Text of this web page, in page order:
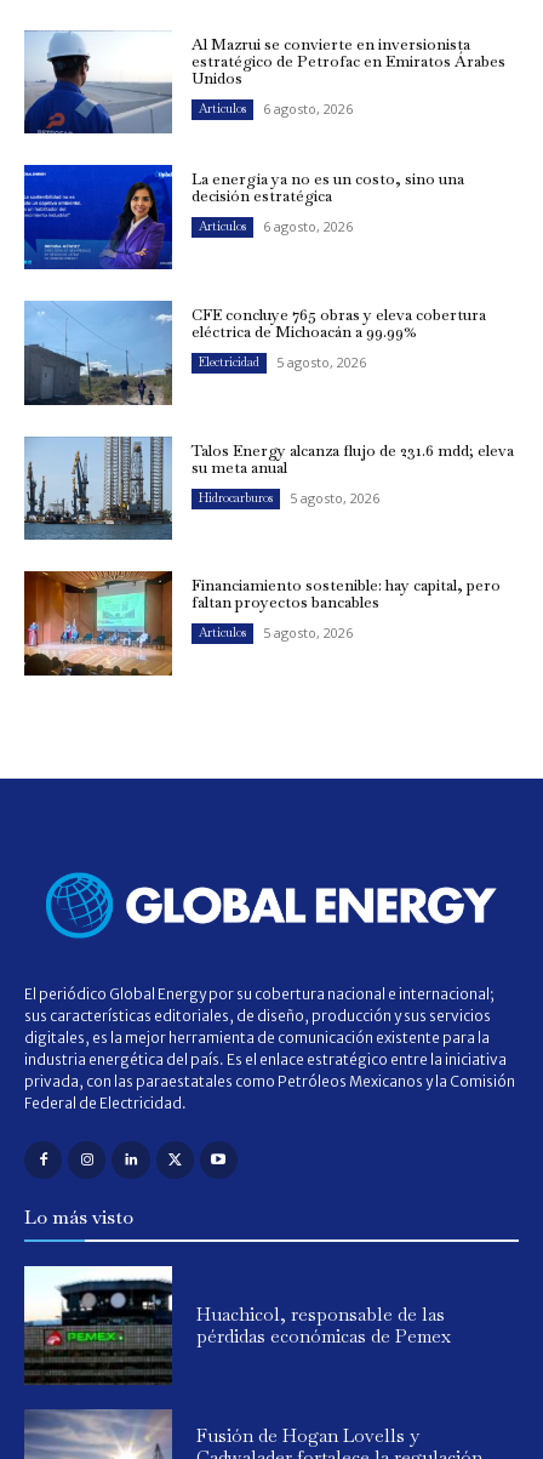
Al Mazrui se convierte en inversionista
estratégico de Petrofac en Emiratos Árabes
Unidos
Artículos 6 agosto, 2026
La energía ya no es un costo, sino una
decisión estratégica
Artículos 6 agosto, 2026
CFE concluye 765 obras y eleva cobertura
eléctrica de Michoacán a 99.99%
Electricidad 5 agosto, 2026
Talos Energy alcanza flujo de 231.6 mdd; eleva
su meta anual
Hidrocarburos 5 agosto, 2026
Financiamiento sostenible: hay capital, pero
faltan proyectos bancables
Artículos 5 agosto, 2026
El periódico Global Energy por su cobertura nacional e internacional;
sus características editoriales, de diseño, producción y sus servicios
digitales, es la mejor herramienta de comunicación existente para la
industria energética del país. Es el enlace estratégico entre la iniciativa
privada, con las paraestatales como Petróleos Mexicanos y la Comisión
Federal de Electricidad.
Lo más visto
Huachicol, responsable de las
pérdidas económicas de Pemex
Fusión de Hogan Lovells y